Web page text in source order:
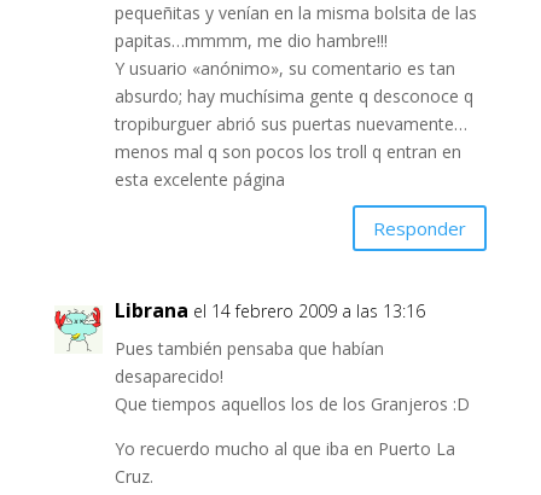
pequeñitas y venían en la misma bolsita de las
papitas…mmmm, me dio hambre!!!
Y usuario «anónimo», su comentario es tan
absurdo; hay muchísima gente q desconoce q
tropiburguer abrió sus puertas nuevamente…
menos mal q son pocos los troll q entran en
esta excelente página
Responder
Librana el 14 febrero 2009 a las 13:16
Pues también pensaba que habían
desaparecido!
Que tiempos aquellos los de los Granjeros :D
Yo recuerdo mucho al que iba en Puerto La
Cruz.